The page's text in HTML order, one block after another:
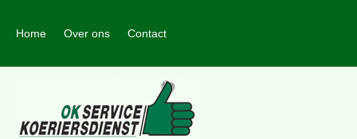
Home Over ons Contact